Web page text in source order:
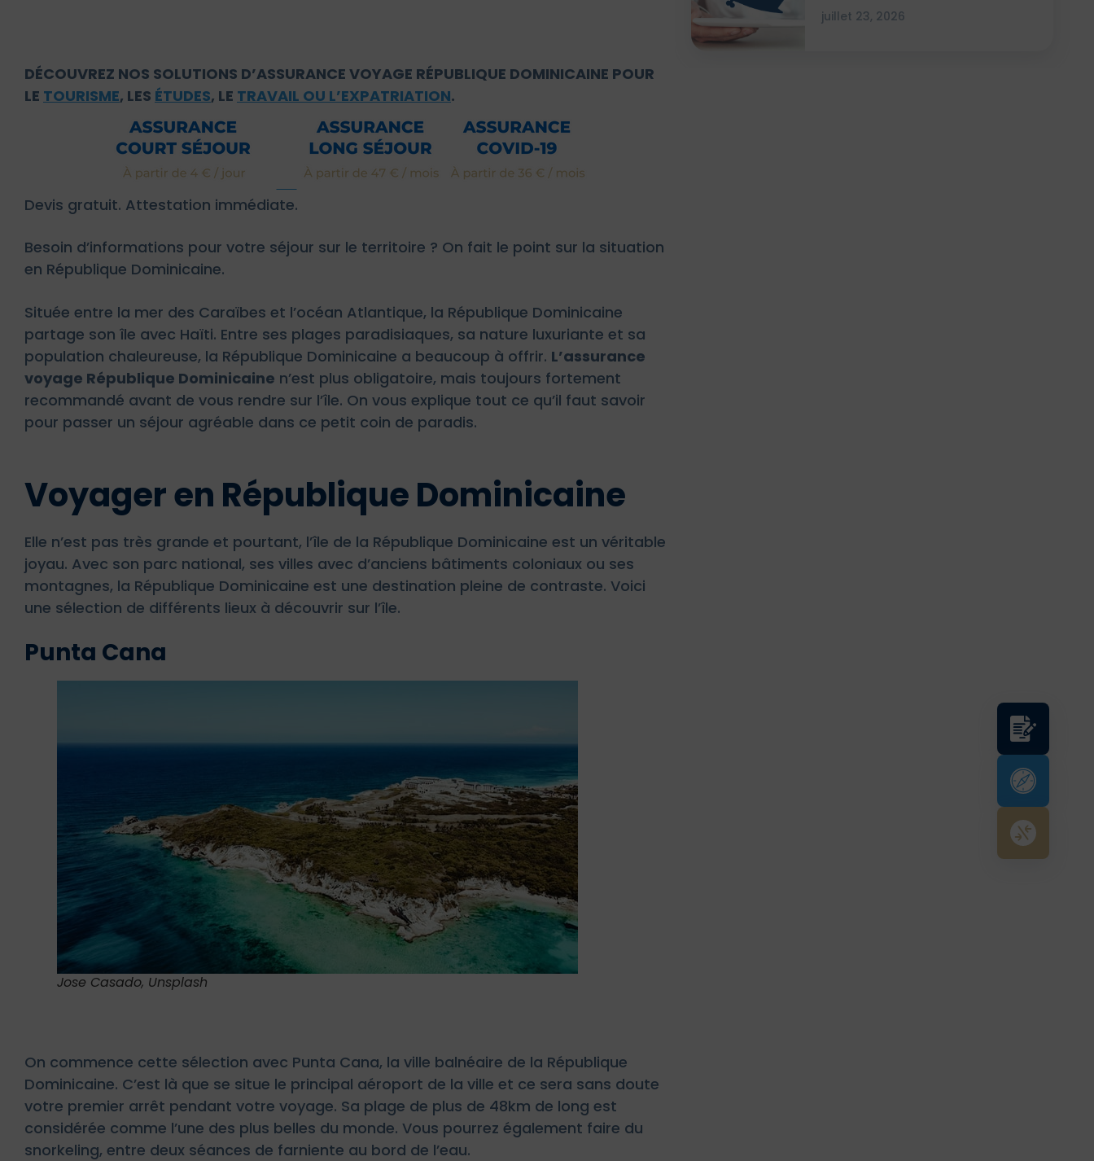
DÉCOUVREZ NOS SOLUTIONS D’ASSURANCE VOYAGE RÉPUBLIQUE DOMINICAINE POUR
LE TOURISME, LES ÉTUDES, LE TRAVAIL OU L’EXPATRIATION.
Devis gratuit. Attestation immédiate.
Besoin d’informations pour votre séjour sur le territoire ? On fait le point sur la situation
en République Dominicaine.
Située entre la mer des Caraïbes et l’océan Atlantique, la République Dominicaine
partage son île avec Haïti. Entre ses plages paradisiaques, sa nature luxuriante et sa
population chaleureuse, la République Dominicaine a beaucoup à offrir. L’assurance
voyage République Dominicaine n’est plus obligatoire, mais toujours fortement
recommandé avant de vous rendre sur l’île. On vous explique tout ce qu’il faut savoir
pour passer un séjour agréable dans ce petit coin de paradis.
Voyager en République Dominicaine
Elle n’est pas très grande et pourtant, l’île de la République Dominicaine est un véritable
joyau. Avec son parc national, ses villes avec d’anciens bâtiments coloniaux ou ses
montagnes, la République Dominicaine est une destination pleine de contraste. Voici
une sélection de différents lieux à découvrir sur l’île.
Punta Cana
Jose Casado, Unsplash
On commence cette sélection avec Punta Cana, la ville balnéaire de la République
Dominicaine. C’est là que se situe le principal aéroport de la ville et ce sera sans doute
votre premier arrêt pendant votre voyage. Sa plage de plus de 48km de long est
considérée comme l’une des plus belles du monde. Vous pourrez également faire du
snorkeling, entre deux séances de farniente au bord de l’eau.
juillet 23, 2026